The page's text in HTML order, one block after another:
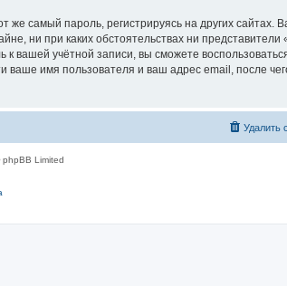
самый пароль, регистрируясь на других сайтах.
ни при каких обстоятельствах ни
вашей учётной записи, вы сможете
имя пользователя и ваш адрес email, после
Удалить
Limited